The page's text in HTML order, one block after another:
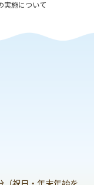
実施について